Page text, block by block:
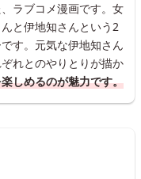
ラブコメ漫画です。女
と伊地知さんという2
す。元気な伊地知さん
れとのやりとりが描か
しめるのが魅力です。